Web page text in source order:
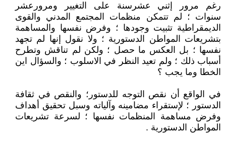
رغم مرور إثني عشرسنة على التغيير ومرورعشر
سنوات ؛ لم تتمكن منظمات المجتمع المدني والقوى
الديمقراطية تثبيت وجودها ؛ وفرض نفسها والمساهمة
بتشريعات المواطن الدستورية ؛ ولا نقول إنها لم تجهد
نفسها ؛ بل العكس ما حصل ؛ ولكن لم تناقش وتطرح
أسباب ذلك ؛ ولم تعيد النظر في الاسلوب ؛ والسؤال اين
الخطا وما يجب ؟
في الواقع أن نقص التوجه للدستور؛ والنقص في ثقافة
الدستور ؛ لإستقراء مضامينه وآلياته وسبل تحقيق أهداف
وفرض مساهمة المنظمات نفسها ؛ لسرعة تشريعات
المواطن الدستورية .